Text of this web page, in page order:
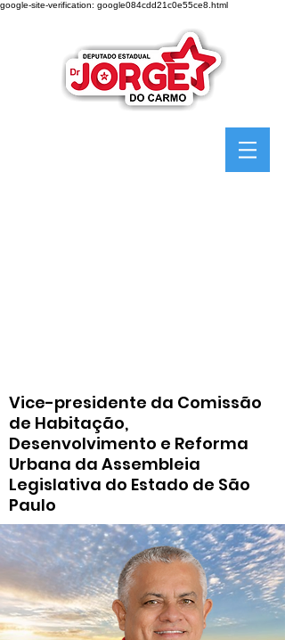
google-site-verification: google084cdd21c0e55ce8.html
Vice-presidente da Comissão
de Habitação,
Desenvolvimento e Reforma
Urbana da Assembleia
Legislativa do Estado de São
Paulo